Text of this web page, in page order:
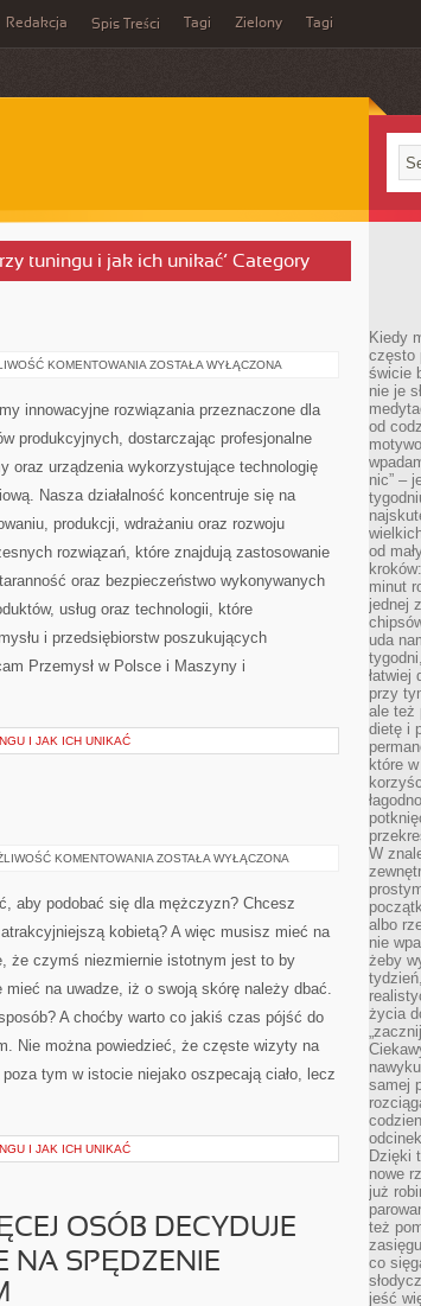
Redakcja Spis Treści Tagi Zielony Tagi
tuningu i jak ich unikać’ Category
KOMENTOWANIA PRZEMYSŁ
ZOSTAŁA WYŁĄCZONA
innowacyjne rozwiązania przeznaczone dla
produkcyjnych, dostarczając profesjonalne
oraz urządzenia wykorzystujące technologię
Nasza działalność koncentruje się na
produkcji, wdrażaniu oraz rozwoju
rozwiązań, które znajdują zastosowanie
oraz bezpieczeństwo wykonywanych
usług oraz technologii, które
i przedsiębiorstw poszukujących
Przemysł w Polsce i Maszyny i
I JAK ICH UNIKAĆ
KOMENTOWANIA STYL
ZOSTAŁA WYŁĄCZONA
aby podobać się dla mężczyzn? Chcesz
kobietą? A więc musisz mieć na
że czymś niezmiernie istotnym jest to by
mieć na uwadze, iż o swoją skórę należy dbać.
A choćby warto co jakiś czas pójść do
Nie można powiedzieć, że częste wizyty na
tym w istocie niejako oszpecają ciało, lecz
I JAK ICH UNIKAĆ
OSÓB DECYDUJE
NA SPĘDZENIE
Kiedy
często
świcie
nie je
od
nic” –
od
minut
jednej
uda
łatwiej
przy
ale też
dietę i
które
W
albo
nie
żeby
życia
samej
Dzięki
nowe
już
też
co
jeść